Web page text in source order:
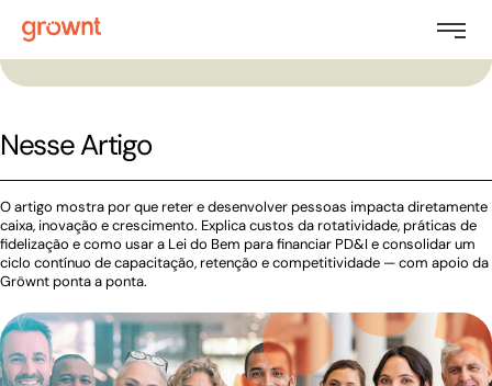
Nesse Artigo
O artigo mostra por que reter e desenvolver pessoas impacta diretamente
caixa, inovação e crescimento. Explica custos da rotatividade, práticas de
fidelização e como usar a Lei do Bem para financiar PD&I e consolidar um
ciclo contínuo de capacitação, retenção e competitividade — com apoio da
Gröwnt ponta a ponta.